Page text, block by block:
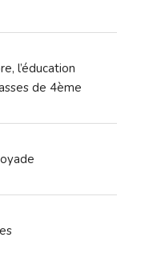
l’éducation
de 4ème